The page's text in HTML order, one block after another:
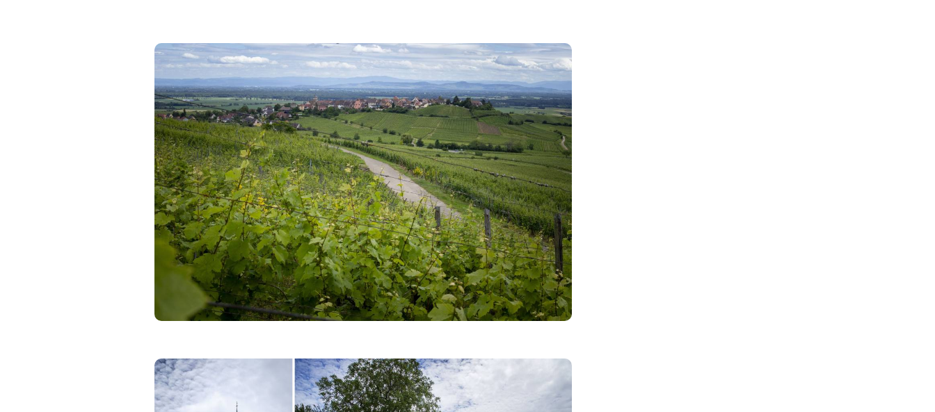
partageons ce moment ensemble sur un parcours de 3h.
Le plaisir de réaliser de belles images à votre rythme.
Je vous prosose de nous retrouver 15 mns avant notre départ afin de faire
connaissance, et 30mns après pour échanger sur vos photos.
Je me réserve le droit d'annuler la veille le cours si la météo est mauvaise.
Le cours aura bien lieu même si nous ne sommes pas au complet (3 maxi).
Au plaisir de vous rencontrer.
Merci pour votre achat.
Merci ???? à vous deux Fabienne etDidier Pallagès- Atelier Pallagès
Le terroir est plus beau encore quand on le partage !
Caroline Claude-Bronner- Guide-Conférencière en Alsace
Terroirs, Vignes et Vins, Histoire, Arts.